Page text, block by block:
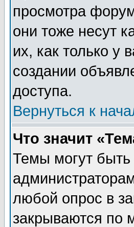
просмотра
они тоже несут
их, как только у
создании
доступа.
Вернуться к
Что значит
Темы могут быть
любой опрос в
закрываются по